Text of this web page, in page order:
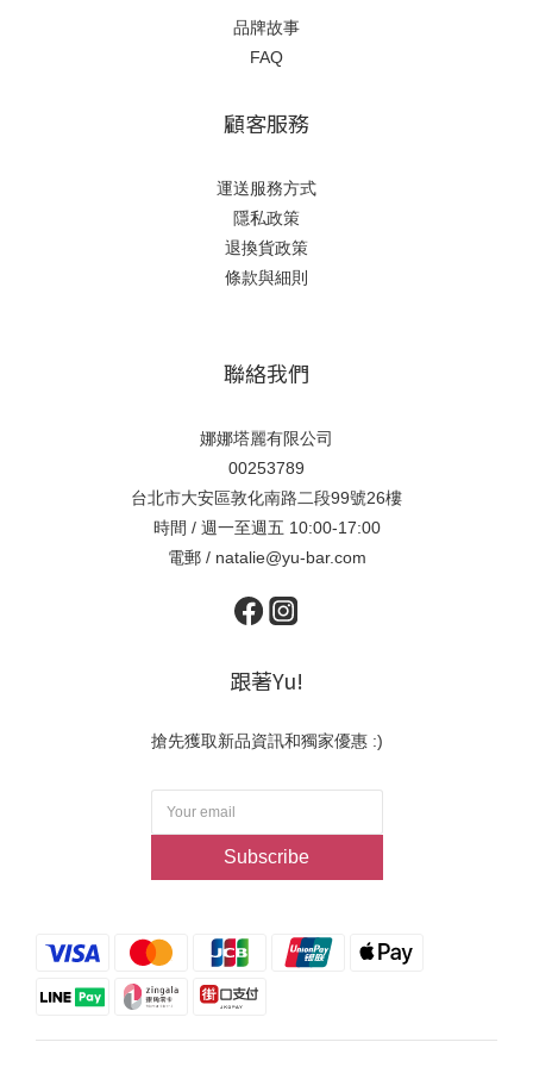
品牌故事
FAQ
顧客服務
運送服務方式
隱私政策
退換貨政策
條款與細則
聯絡我們
娜娜塔麗有限公司
00253789
台北市大安區敦化南路二段99號26樓
時間 / 週一至週五 10:00-17:00
電郵 / natalie@yu-bar.com
跟著Yu!
搶先獲取新品資訊和獨家優惠 :)
Subscribe